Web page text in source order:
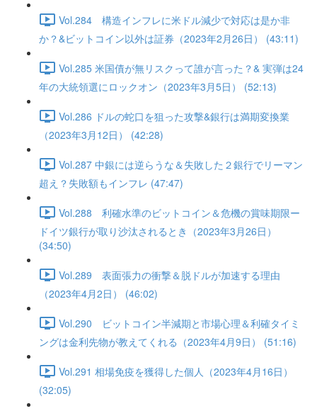
Vol.284 構造インフレに米ドル減少で対応は是か非
か？&ビットコイン以外は証券（2023年2月26日） (43:11)
Vol.285 米国債が無リスクって誰が言った？& 実弾は24
年の大統領選にロックオン（2023年3月5日） (52:13)
Vol.286 ドルの蛇口を狙った攻撃&銀行は満期変換業
（2023年3月12日） (42:28)
Vol.287 中銀には逆らうな＆失敗した２銀行でリーマン
超え？失敗額もインフレ (47:47)
Vol.288 利確水準のビットコイン＆危機の賞味期限ー
ドイツ銀行が取り沙汰されるとき（2023年3月26日）
(34:50)
Vol.289 表面張力の衝撃＆脱ドルが加速する理由
（2023年4月2日） (46:02)
Vol.290 ビットコイン半減期と市場心理＆利確タイミ
ングは金利先物が教えてくれる（2023年4月9日） (51:16)
Vol.291 相場免疫を獲得した個人（2023年4月16日）
(32:05)